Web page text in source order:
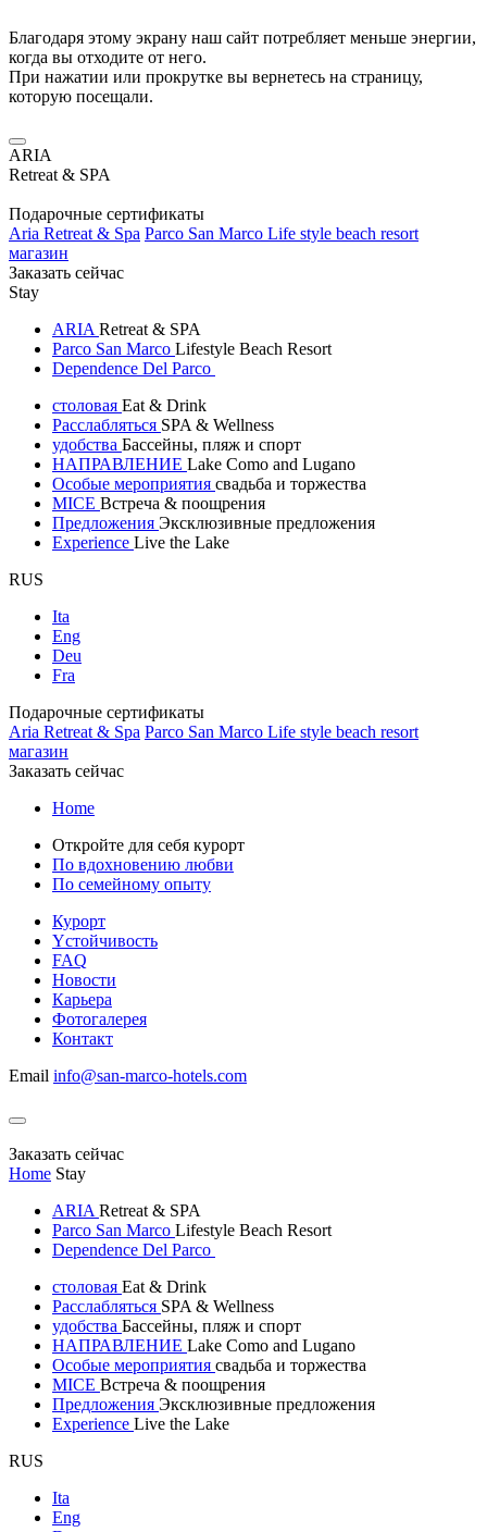
Благодаря этому экрану наш сайт потребляет меньше энергии,
когда вы отходите от него.
При нажатии или прокрутке вы вернетесь на страницу,
которую посещали.
ARIA
Retreat & SPA
Подарочные сертификаты
Aria Retreat & Spa Parco San Marco Life style beach resort
магазин
Заказать сейчас
Stay
ARIA Retreat & SPA
Parco San Marco Lifestyle Beach Resort
Dependence Del Parco
столовая Eat & Drink
Расслабляться SPA & Wellness
удобства Бассейны, пляж и спорт
НАПРАВЛЕНИЕ Lake Como and Lugano
Особые мероприятия свадьба и торжества
MICE Встреча & поощрения
Предложения Эксклюзивные предложения
Experience Live the Lake
RUS
Ita
Eng
Deu
Fra
Подарочные сертификаты
Aria Retreat & Spa Parco San Marco Life style beach resort
магазин
Заказать сейчас
Home
Откройте для себя курорт
По вдохновению любви
По семейному опыту
Курорт
Yстойчивость
FAQ
Новости
Карьера
Фотогалерея
Контакт
Email info@san-marco-hotels.com
Заказать сейчас
Home Stay
ARIA Retreat & SPA
Parco San Marco Lifestyle Beach Resort
Dependence Del Parco
столовая Eat & Drink
Расслабляться SPA & Wellness
удобства Бассейны, пляж и спорт
НАПРАВЛЕНИЕ Lake Como and Lugano
Особые мероприятия свадьба и торжества
MICE Встреча & поощрения
Предложения Эксклюзивные предложения
Experience Live the Lake
RUS
Ita
Eng